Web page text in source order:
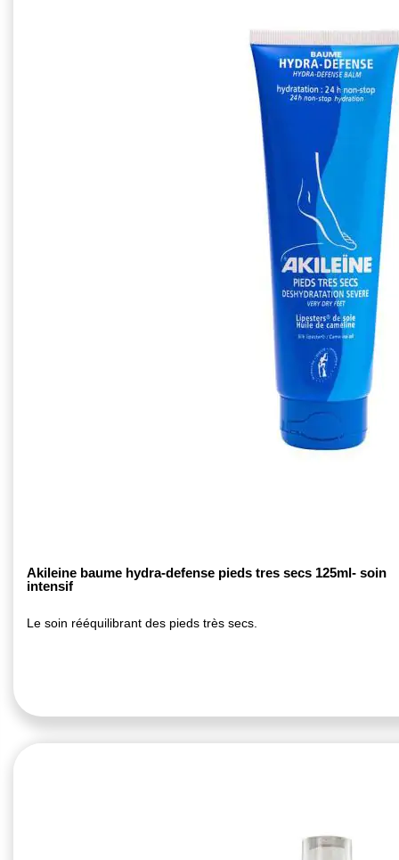
Akileine baume hydra-defense pieds tres secs 125ml- soin
intensif
Le soin rééquilibrant des pieds très secs.